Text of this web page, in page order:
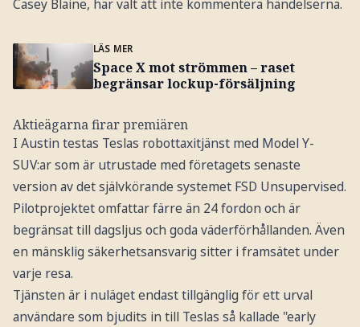
Casey Blaine, har valt att inte kommentera händelserna.
LÄS MER
Space X mot strömmen – raset
begränsar lockup-försäljning
Aktieägarna firar premiären
I Austin testas Teslas robottaxitjänst med Model Y-
SUV:ar som är utrustade med företagets senaste
version av det självkörande systemet FSD Unsupervised.
Pilotprojektet omfattar färre än 24 fordon och är
begränsat till dagsljus och goda väderförhållanden. Även
en mänsklig säkerhetsansvarig sitter i framsätet under
varje resa.
Tjänsten är i nuläget endast tillgänglig för ett urval
användare som bjudits in till Teslas så kallade "early